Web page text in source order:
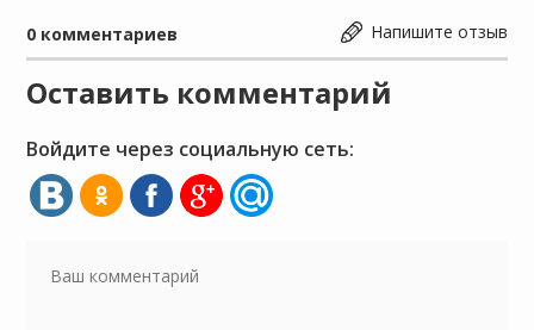
Напишите отзыв
0 комментариев
Оставить комментарий
Войдите через социальную сеть: